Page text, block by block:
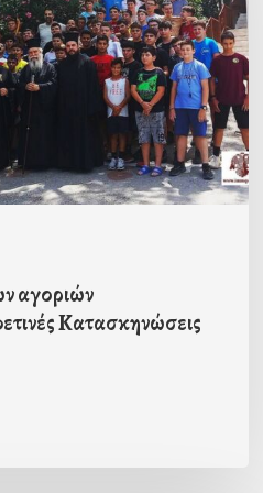
αγοριών
Κατασκηνώσεις